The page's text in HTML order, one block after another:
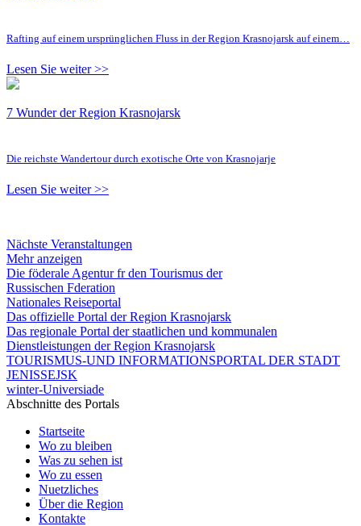
Rafting auf einem ursprünglichen Fluss in der Region Krasnojarsk auf einem…
Lesen Sie weiter >>
7 Wunder der Region Krasnojarsk
Die reichste Wandertour durch exotische Orte von Krasnojarje
Lesen Sie weiter >>
Nächste Veranstaltungen
Mehr anzeigen
Die föderale Agentur fr den Tourismus der
Russischen Fderation
Nationales Reiseportal
Das offizielle Portal der Region Krasnojarsk
Das regionale Portal der staatlichen und kommunalen
Dienstleistungen der Region Krasnojarsk
TOURISMUS-UND INFORMATIONSPORTAL DER STADT
JENISSEJSK
winter-Universiade
Abschnitte des Portals
Startseite
Wo zu bleiben
Was zu sehen ist
Wo zu essen
Nuetzliches
Über die Region
Kontakte